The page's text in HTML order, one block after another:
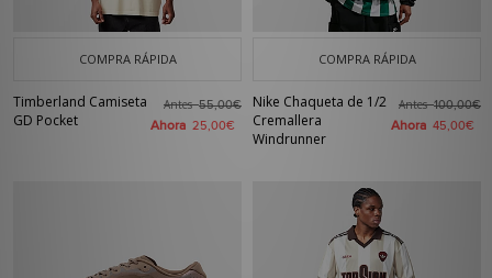
COMPRA RÁPIDA
Timberland Camiseta
GD Pocket
Antes55,00€
Ahora 25,00€
COMPRA RÁPIDA
Nike Chaqueta de 1/2
Cremallera
Windrunner
Antes100,00€
Ahora 45,00€